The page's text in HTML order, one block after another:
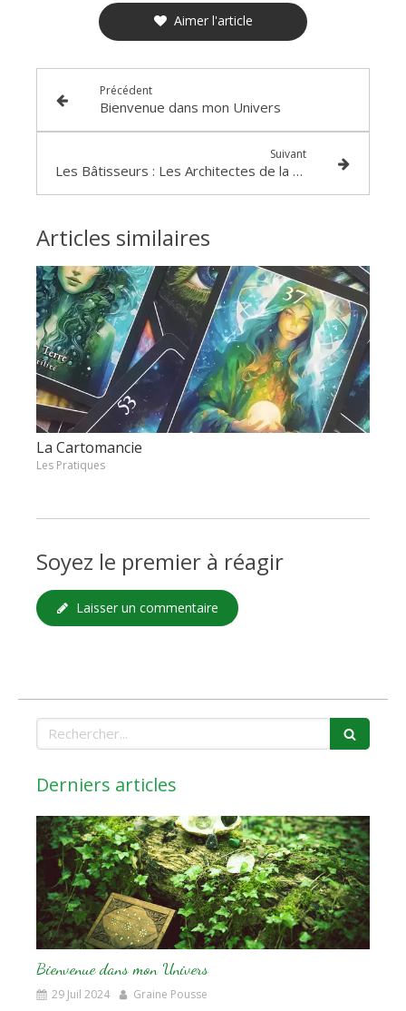
Aimer l'article
Précédent
Bienvenue dans mon Univers
Suivant
Les Bâtisseurs : Les Architectes de la Réalité
Articles similaires
La Cartomancie
Les Pratiques
Soyez le premier à réagir
Laisser un commentaire
Rechercher
Derniers articles
Bienvenue dans mon Univers
29 Juil 2024 Graine Pousse